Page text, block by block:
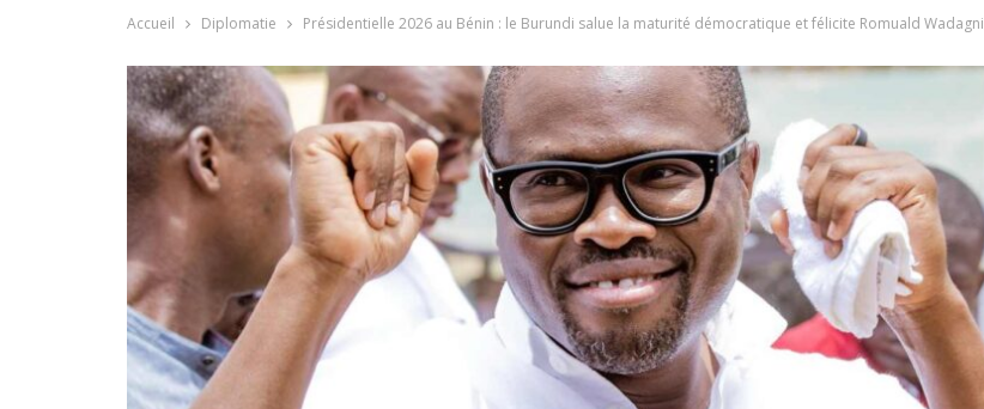
Accueil Diplomatie Présidentielle 2026 au Bénin : le Burundi salue la maturité démocratique et félicite Romuald Wadagni